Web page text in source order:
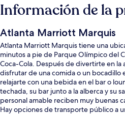
Información de la
Atlanta Marriott Marquis
Atlanta Marriott Marquis tiene una
minutos a pie de Parque Olímpico del
Coca-Cola. Después de divertirte en la
disfrutar de una comida o un bocadillo
relajarte con una bebida en el bar o
techada, su bar junto a la alberca y su
personal amable reciben muy buenas
Hay opciones de transporte público a